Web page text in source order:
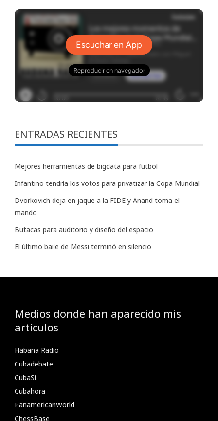
ENTRADAS RECIENTES
Mejores herramientas de bigdata para futbol
Infantino tendría los votos para privatizar la Copa Mundial
Dvorkovich deja en jaque a la FIDE y Anand toma el
mando
Butacas para auditorio y diseño del espacio
El último baile de Messi terminó en silencio
Medios donde han aparecido mis
artículos
Habana Radio
Cubadebate
CubaSí
Cubahora
PanamericanWorld
ChessBase